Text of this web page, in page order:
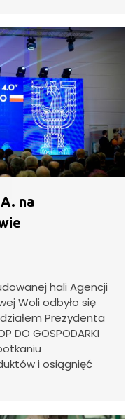
na
hali Agencji
Woli odbyło się
Prezydenta
DO GOSPODARKI
i osiągnięć